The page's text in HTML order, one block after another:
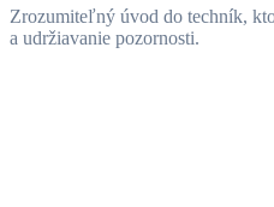
Zrozumiteľný úvod do techník,
a udržiavanie pozornosti.